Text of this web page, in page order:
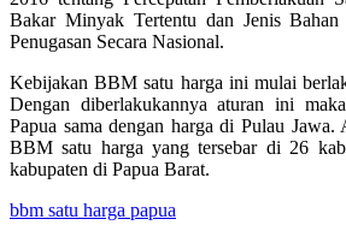
Bakar Minyak Tertentu dan Jenis
Penugasan Secara Nasional.
Kebijakan BBM satu harga ini mulai
Dengan diberlakukannya aturan ini
Papua sama dengan harga di Pulau
BBM satu harga yang tersebar di 26
kabupaten di Papua Barat.
bbm satu harga papua